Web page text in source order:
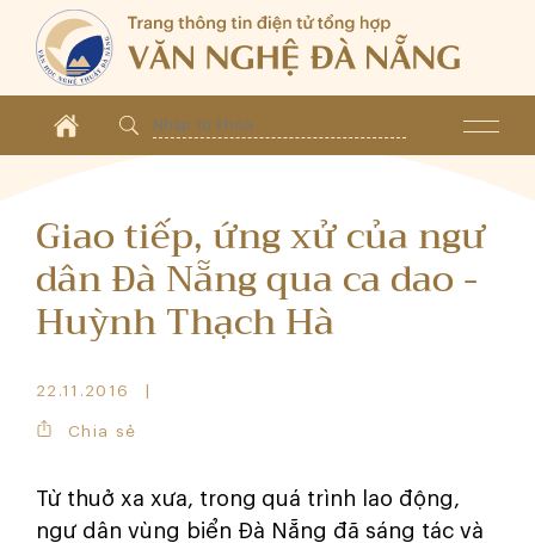
Giao tiếp, ứng xử của ngư
dân Đà Nẵng qua ca dao -
Huỳnh Thạch Hà
22.11.2016
Chia sẻ
Từ thuở xa xưa, trong quá trình lao động,
ngư dân vùng biển Đà Nẵng đã sáng tác và